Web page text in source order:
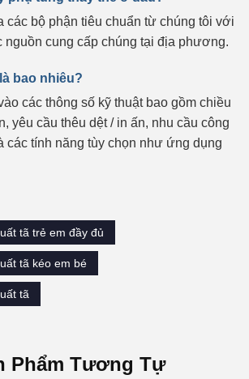
các bộ phận tiêu chuẩn từ chúng tôi với
nguồn cung cấp chúng tại địa phương.
bao nhiêu?
các thông số kỹ thuật bao gồm chiều
yêu cầu thêu dệt / in ấn, nhu cầu công
các tính năng tùy chọn như ứng dụng
tã trẻ em đầy đủ
tã kéo em bé
tã
Phẩm Tương Tự